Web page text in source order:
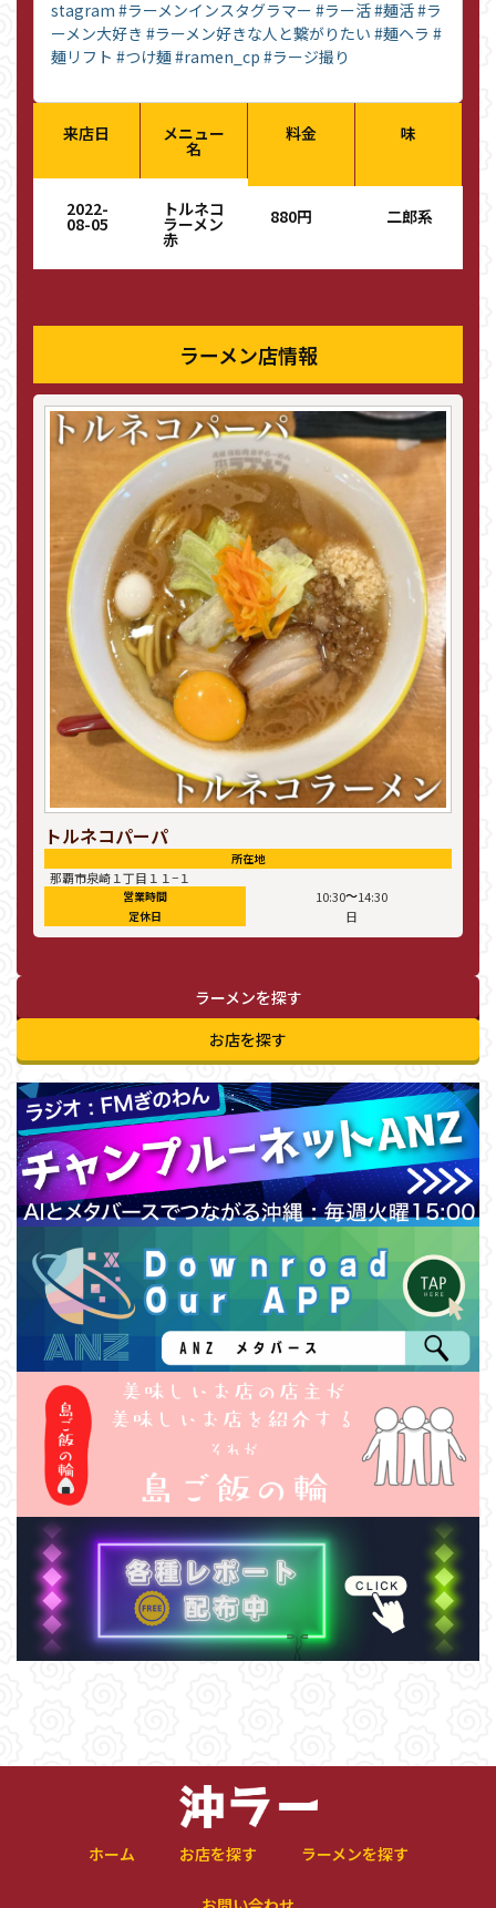
stagram #ラーメンインスタグラマー #ラー活#麺活#ラ
ーメン大好き #ラーメン好きな人と繋がりたい #麺ヘラ #
麺リフト #つけ麺#ramen_cp #ラージ撮り
来店日
2022-
08-05
メニュー
名
トルネコ
ラーメン
赤
料金
880円
味
二郎系
ラーメン店情報
トルネコパーパ
所在地
那覇市泉崎１丁目１１−１
営業時間 10:30〜14:30
定休日 日
ラーメンを探す
お店を探す
ホーム お店を探す ラーメンを探す